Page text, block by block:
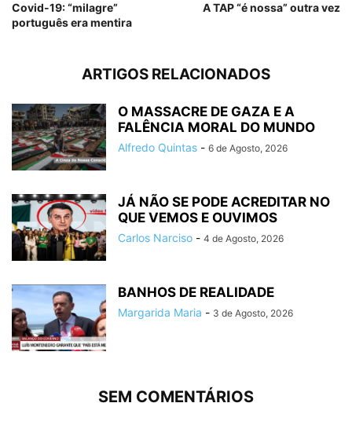
Covid-19: “milagre”
português era mentira
A TAP “é nossa” outra vez
ARTIGOS RELACIONADOS
O MASSACRE DE GAZA E A
FALÊNCIA MORAL DO MUNDO
Alfredo Quintas - 6 de Agosto, 2026
JÁ NÃO SE PODE ACREDITAR NO
QUE VEMOS E OUVIMOS
Carlos Narciso - 4 de Agosto, 2026
BANHOS DE REALIDADE
Margarida Maria - 3 de Agosto, 2026
SEM COMENTÁRIOS